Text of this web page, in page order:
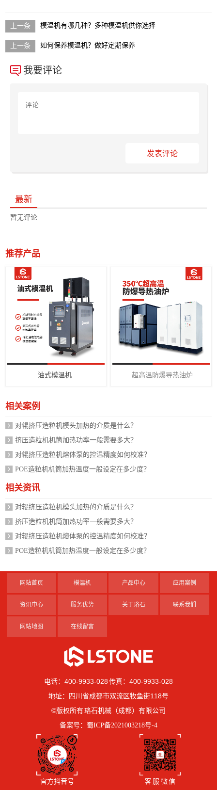
模温机有哪几种？多种模温机供你选择
如何保养模温机？做好定期保养
我要评论
发表评论
最新
暂无评论
推荐产品
油式模温机 超高温防爆导热油炉
相关案例
对辊挤压造粒机模头加热的介质是什么？
挤压造粒机机筒加热功率一般需要多大？
对辊挤压造粒机熔体泵的控温精度如何校准？
POE造粒机机筒加热温度一般设定在多少度？
相关资讯
对辊挤压造粒机模头加热的介质是什么？
挤压造粒机机筒加热功率一般需要多大？
对辊挤压造粒机熔体泵的控温精度如何校准？
POE造粒机机筒加热温度一般设定在多少度？
网站首页 模温机 产品中心 应用案例
资讯中心 服务优势 关于珞石 联系我们
网站地图 在线留言
电话：400-9933-028 传真：400-9933-028
地址：四川省成都市双流区牧鱼街118号
©版权所有 珞石机械（成都）有限公司
备案号： 蜀ICP备2021003218号-4
官方抖音号 客 服 微 信